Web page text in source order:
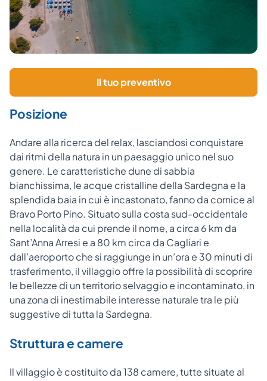
Il tuo preventivo
Posizione
Andare alla ricerca del relax, lasciandosi conquistare
dai ritmi della natura in un paesaggio unico nel suo
genere. Le caratteristiche dune di sabbia
bianchissima, le acque cristalline della Sardegna e la
splendida baia in cui è incastonato, fanno da cornice al
Bravo Porto Pino. Situato sulla costa sud-occidentale
nella località da cui prende il nome, a circa 6 km da
Sant’Anna Arresi e a 80 km circa da Cagliari e
dall’aeroporto che si raggiunge in un’ora e 30 minuti di
trasferimento, il villaggio offre la possibilità di scoprire
le bellezze di un territorio selvaggio e incontaminato, in
una zona di inestimabile interesse naturale tra le più
suggestive di tutta la Sardegna.
Struttura e camere
Il villaggio è costituito da 138 camere, tutte situate al